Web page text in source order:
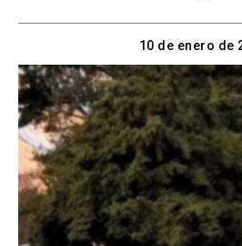
10 de enero de